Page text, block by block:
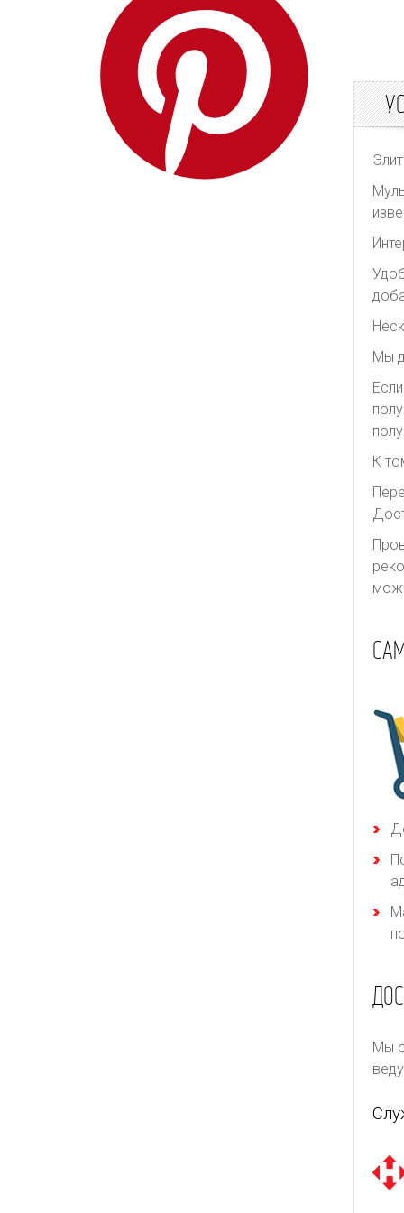
Redpolaris
Reformation
REMAIN Birger
Christensen
Rick Owens
Rixo
Rodarte
Мы
К
Мы